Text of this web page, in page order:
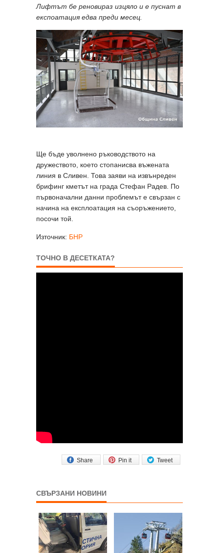
Лифтът бе реновираз изцяло и е пуснат в
експоатация едва преди месец.
Ще бъде уволнено ръководството на
дружеството, което стопанисва въжената
линия в Сливен. Това заяви на извънреден
брифинг кметът на града Стефан Радев. По
първоначални данни проблемът е свързан с
начина на експлоатация на съоръжението,
посочи той.
Източник: БНР
ТОЧНО В ДЕСЕТКАТА?
Tweet
Pin it
Share
СВЪРЗАНИ НОВИНИ